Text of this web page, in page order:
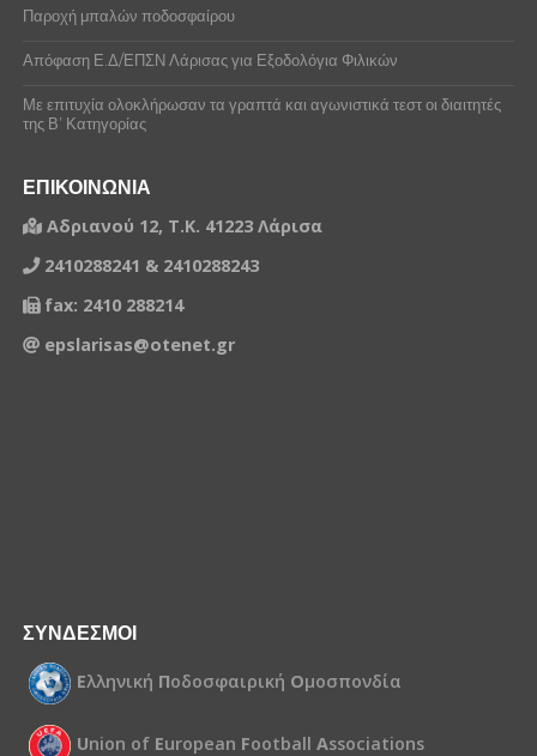
Παροχή μπαλών ποδοσφαίρου
Απόφαση Ε.Δ/ΕΠΣΝ Λάρισας για Εξοδολόγια Φιλικών
Με επιτυχία ολοκλήρωσαν τα γραπτά και αγωνιστικά τεστ οι διαιτητές
της Β’ Κατηγορίας
ΕΠΙΚΟΙΝΩΝΙΑ
Αδριανού 12, Τ.Κ. 41223 Λάρισα
2410288241 & 2410288243
fax: 2410 288214
epslarisas@otenet.gr
ΣΥΝΔΕΣΜΟΙ
Ελληνική Ποδοσφαιρική Ομοσπονδία
Union of European Football Associations